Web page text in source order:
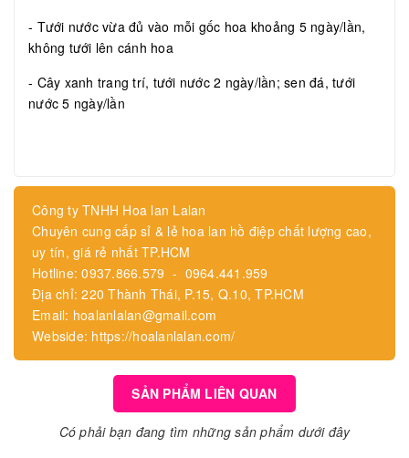
- Tưới nước vừa đủ vào mỗi gốc hoa khoảng 5 ngày/lần,
không tưới lên cánh hoa
- Cây xanh trang trí, tưới nước 2 ngày/lần; sen đá, tưới
nước 5 ngày/lần
Công ty TNHH Hoa lan Lalan
Chuyên cung cấp sỉ & lẻ hoa lan hồ điệp chất lượng cao,
uy tín, giá rẻ nhất TP.HCM
Hotline: 0937.866.579 - 0964.441.959
Địa chỉ: 220 Thành Thái, P.15, Q.10, TP.HCM
Email: hoalanlalan@gmail.com
Webside: https://hoalanlalan.com/
SẢN PHẨM LIÊN QUAN
Có phải bạn đang tìm những sản phẩm dưới đây